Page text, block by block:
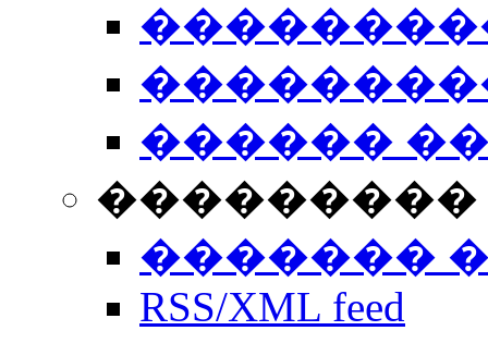
������
���������
�������
RSS/XML feed